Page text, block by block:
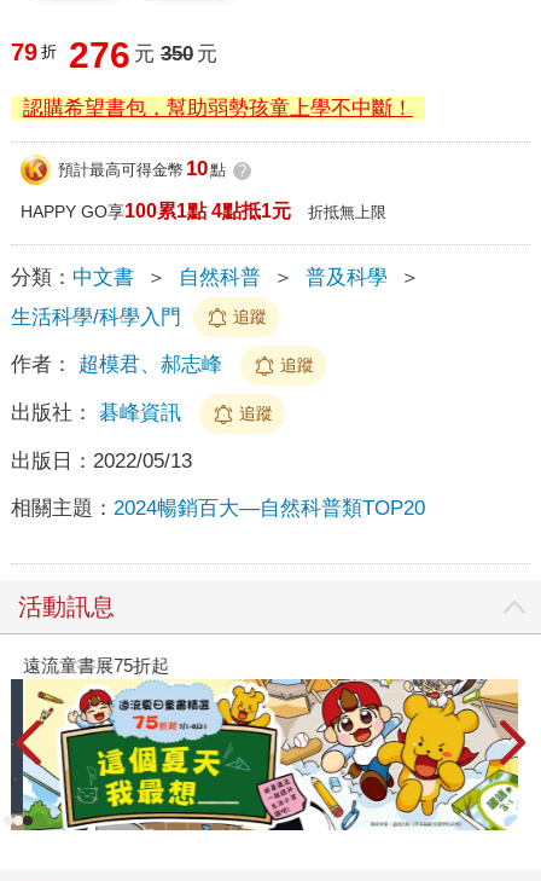
79 折 276 元 350 元
認購希望書包，幫助弱勢孩童上學不中斷！
預計最高可得金幣 10點 ?
HAPPY GO享100累1點 4點抵1元 折抵無上限
分類： 中文書 ＞ 自然科普 ＞ 普及科學
＞
生活科學/科學入門
追蹤
作者： 超模君、郝志峰 追蹤
出版社： 碁峰資訊 追蹤
出版日： 2022/05/13
相關主題： 2024暢銷百大—自然科普類TOP20
活動訊息
遠流童書展75折起